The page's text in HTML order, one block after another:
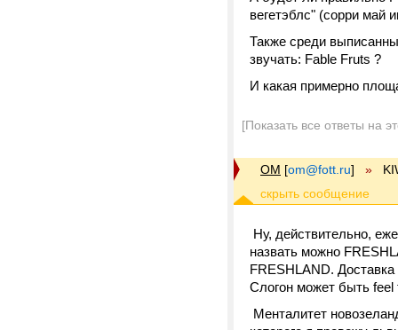
вегетэблс" (сорри май
Также среди
звучать: Fable Fruts ?
И какая примерно
[Показать все ответы на
OM [om@fott.ru] »
Ну, действительно,
назвать можно
FRESHLAND. Доставка
Слогон может быть feel
Менталитет